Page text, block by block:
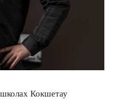
Кокшетау